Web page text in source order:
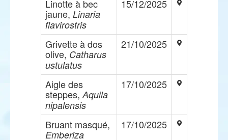
Linotte à bec
jaune, Linaria
flavirostris
15/12/2025
Grivette à dos
olive, Catharus
ustulatus
21/10/2025
Aigle des
steppes, Aquila
nipalensis
17/10/2025
Bruant masqué,
Emberiza
17/10/2025